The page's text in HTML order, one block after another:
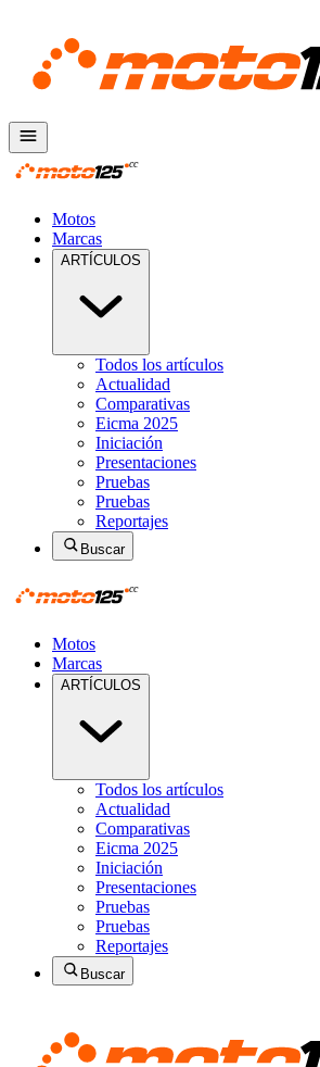
Motos
Marcas
ARTÍCULOS
Todos los artículos
Actualidad
Comparativas
Eicma 2025
Iniciación
Presentaciones
Pruebas
Pruebas
Reportajes
Buscar
Motos
Marcas
ARTÍCULOS
Todos los artículos
Actualidad
Comparativas
Eicma 2025
Iniciación
Presentaciones
Pruebas
Pruebas
Reportajes
Buscar